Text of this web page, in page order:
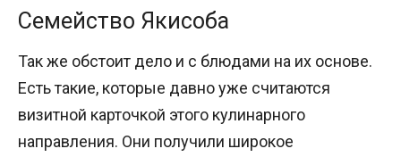
Семейство Якисоба
Так же обстоит дело и с блюдами на их основе.
Есть такие, которые давно уже считаются
визитной карточкой этого кулинарного
направления. Они получили широкое